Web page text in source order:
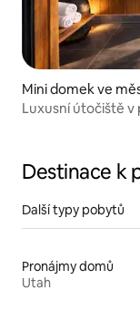
Mini domek ve
Luxusní útočiště v
Destinace k
Další typy pobytů
Pronájmy domů
Utah